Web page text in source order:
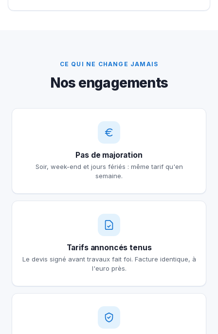
CE QUI NE CHANGE JAMAIS
Nos engagements
Pas de majoration
Soir, week-end et jours fériés : même tarif qu'en
semaine.
Tarifs annoncés tenus
Le devis signé avant travaux fait foi. Facture identique, à
l'euro près.